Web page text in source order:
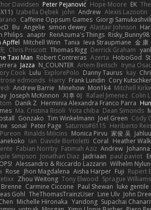
Davidsen Peter Pejanović Hope Moore EK
Izabella Dębek john Andrew Alexis Lazootin
Caffeine Oppsum Games Giorgi Samukashvili
Bu Angelie simon dewey Alastair Johnson
Philips anaptr RenAzuma's Things Risky_Bunny98
Apffel Mitchell Winn Tania Ieva Straupmane 金 康
Chris Priscott Thomas Rigg Derrick Graham
Taxi Man Robert Contreras Azerta HoboGod
Jazza N_COUNTER Artem Beitsch Iryna
Cook Lulu ExplorePolo Danny Taurus kay
edmonds Harry Frank Lundin Cory Kutschker
Andrew Barrie Minehow Mon1k4 Mitchell
Joseph McKinnon 지후 이 Rafael Jimenez Colin
Danik Z Herminia Alexandra Franco Parra
Ma. Cristina Risoli Yota chiba Dean Simonds
Gonzako Tim Winkelmann Joel Green Cody
sonal Peter Page Saturnis#6115 Heriberto
Pureon Rinalds Miļicins Monica Pirvu 家俊 吴 Jahluu
Ian Davide Bortoletti Coral Heather
Fabian Norrby Fatimah Aziz Andrew
Simpson Jonathan Diaz Jadriaan paul paviot
Alessandro & Riccardo Lazzarin Wilhelm
Rose Jhon Magdalena Aisha Harper Fuji Rupert
Zhou Weitong Tony Elwood Sprague Williams
Carmine Ciccone Paul Shewan luke gentile
Gohl TheThomasTrainzUser Line Ulv John
Michelle Hironaka Yandong Supachai